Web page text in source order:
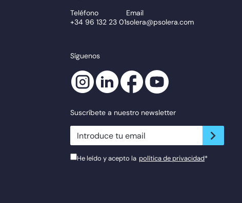
Teléfono
+34 96 132 23 01
Email
solera@psolera.com
Síguenos
Suscríbete a nuestro newsletter
newsletter.suscribe
He leído y acepto la política de privacidad*